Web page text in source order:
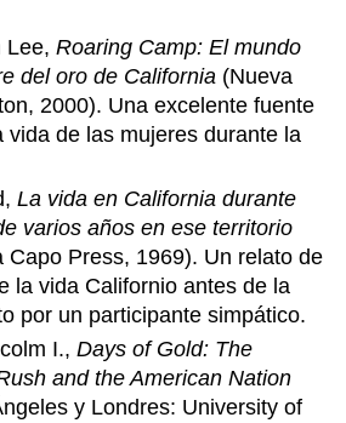
Lee,Roaring Camp: El mundo
del oro de California (Nueva
2000). Una excelente fuente
vida de las mujeres durante la
La vida en California durante
varios años en ese territorio
Capo Press, 1969). Un relato de
la vida Californio antes de la
por un participante simpático.
I.,Days of Gold: The
and the American Nation
y Londres: University of